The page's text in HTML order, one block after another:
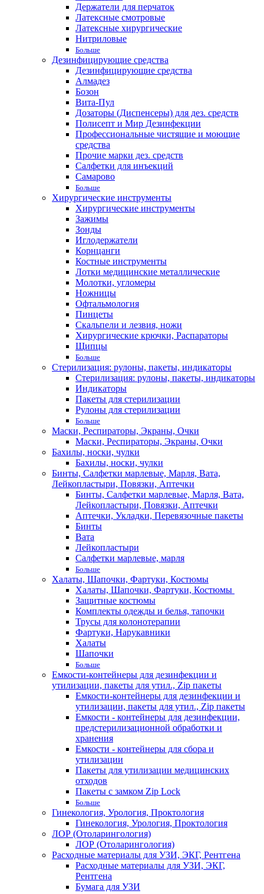
Держатели для перчаток
Латексные смотровые
Латексные хирургические
Нитриловые
Больше
Дезинфицирующие средства
Дезинфицирующие средства
Алмадез
Бозон
Вита-Пул
Дозаторы (Диспенсеры) для дез. средств
Полисепт и Мир Дезинфекции
Профессиональные чистящие и моющие
средства
Прочие марки дез. средств
Салфетки для инъекций
Самарово
Больше
Хирургические инструменты
Хирургические инструменты
Зажимы
Зонды
Иглодержатели
Корнцанги
Костные инструменты
Лотки медицинские металлические
Молотки, угломеры
Ножницы
Офтальмология
Пинцеты
Скальпели и лезвия, ножи
Хирургические крючки, Распараторы
Щипцы
Больше
Стерилизация: рулоны, пакеты, индикаторы
Стерилизация: рулоны, пакеты, индикаторы
Индикаторы
Пакеты для стерилизации
Рулоны для стерилизации
Больше
Маски, Респираторы, Экраны, Очки
Маски, Респираторы, Экраны, Очки
Бахилы, носки, чулки
Бахилы, носки, чулки
Бинты, Салфетки марлевые, Марля, Вата,
Лейкопластыри, Повязки, Аптечки
Бинты, Салфетки марлевые, Марля, Вата,
Лейкопластыри, Повязки, Аптечки
Аптечки, Укладки, Перевязочные пакеты
Бинты
Вата
Лейкопластыри
Салфетки марлевые, марля
Больше
Халаты, Шапочки, Фартуки, Костюмы
Халаты, Шапочки, Фартуки, Костюмы
Защитные костюмы
Комплекты одежды и белья, тапочки
Трусы для колонотерапии
Фартуки, Нарукавники
Халаты
Шапочки
Больше
Емкости-контейнеры для дезинфекции и
утилизации, пакеты для утил., Zip пакеты
Емкости-контейнеры для дезинфекции и
утилизации, пакеты для утил., Zip пакеты
Емкости - контейнеры для дезинфекции,
предстерилизационной обработки и
хранения
Емкости - контейнеры для сбора и
утилизации
Пакеты для утилизации медицинских
отходов
Пакеты с замком Zip Lock
Больше
Гинекология, Урология, Проктология
Гинекология, Урология, Проктология
ЛОР (Отоларингология)
ЛОР (Отоларингология)
Расходные материалы для УЗИ, ЭКГ, Рентгена
Расходные материалы для УЗИ, ЭКГ,
Рентгена
Бумага для УЗИ